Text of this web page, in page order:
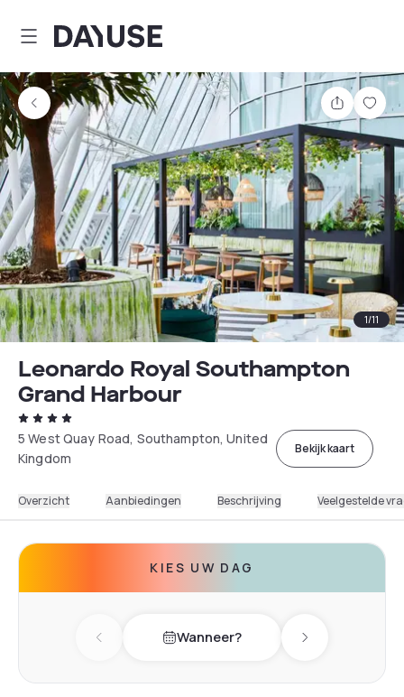
Dayuse
Delen
1/11
Leonardo Royal Southampton
Grand Harbour
5 West Quay Road, Southampton, United
Kingdom
Bekijk kaart
Overzicht Aanbiedingen Beschrijving Veelgestelde
KIES UW DAG
Previous dayWanneer? Next day